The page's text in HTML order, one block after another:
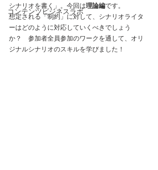
コンテンツビジネスラボ
シナリオを書く」。今回は理論編です。
想定される「制約」に対して、シナリオライタ
ーはどのように対応していくべきでしょう
か？　参加者全員参加のワークを通して、オリ
ジナルシナリオのスキルを学びました！